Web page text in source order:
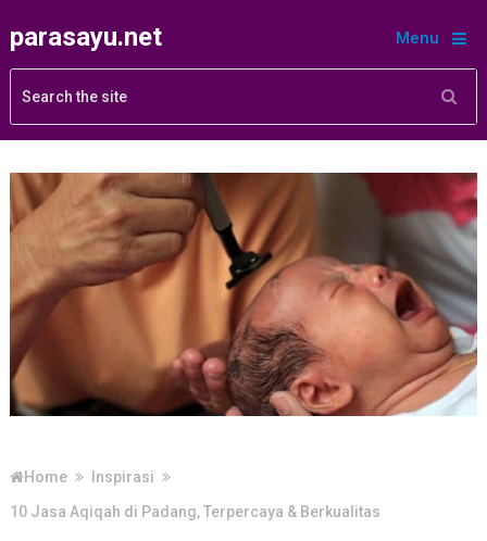
parasayu.net Menu
Home
Inspirasi
10 Jasa Aqiqah di Padang, Terpercaya & Berkualitas